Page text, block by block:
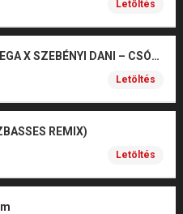
Letöltés
KOWALSKY MEG A VEGA X SZEBÉNYI DANI – CSÓNAK
Letöltés
REMIX)
Letöltés